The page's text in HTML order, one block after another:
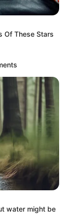
Of These Stars
water might be